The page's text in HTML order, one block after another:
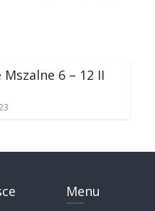
6 – 12 II
Menu